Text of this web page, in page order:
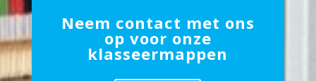
Neem contact met ons
op voor onze
klasseermappen